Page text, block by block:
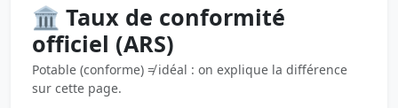
🏛️ Taux de conformité
officiel (ARS)
Potable (conforme) ≠ idéal : on explique la différence
sur cette page.